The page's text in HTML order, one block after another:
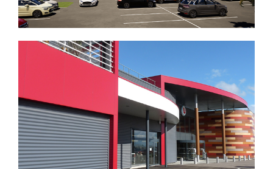
CONCEPTION D’UN HOTEL ****